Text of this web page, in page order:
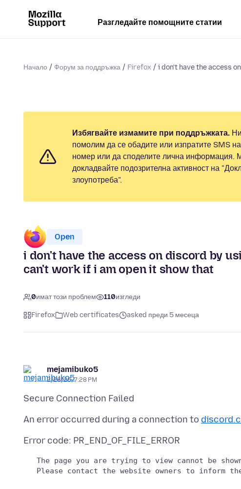
Разгледайте помощните статии
Начало Форум за поддръжка Firefox i don't have the access
Избягвайте измамите при поддръжката.
помолим да се обадите или изпратите SMS
номер или да споделите лична информация.
докладвайте подозрителна активност на
злоупотреба".
Open
i don't have the access on discord by
can't work if i am open it show that
0имат този проблем 110изгледи
Firefox Web certificates asked преди 5 месеца
mejamibuko5
2/26/26, 7:28 PM
An error occurred during a connection to
The page you are trying to view cannot be